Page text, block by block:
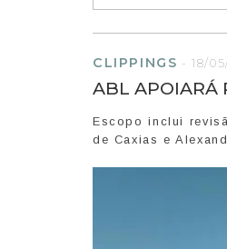
CLIPPINGS -18/
ABL APOIARÁ
Escopo inclui
de Caxias e